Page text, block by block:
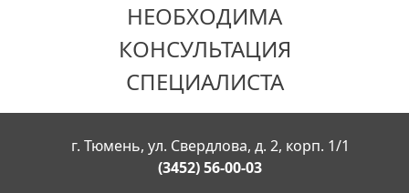
НЕОБХОДИМА
КОНСУЛЬТАЦИЯ
СПЕЦИАЛИСТА
г. Тюмень, ул. Свердлова, д. 2, корп. 1/1
(3452) 56-00-03